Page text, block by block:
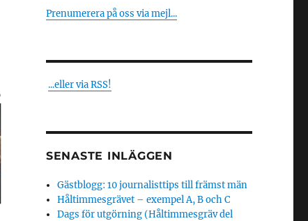
Prenumerera på oss via mejl...
...eller via RSS!
SENASTE INLÄGGEN
Gästblogg: 10 journalisttips till främst män
Håltimmesgrävet – exempel A, B och C
Dags för utgörning (Håltimmesgräv del